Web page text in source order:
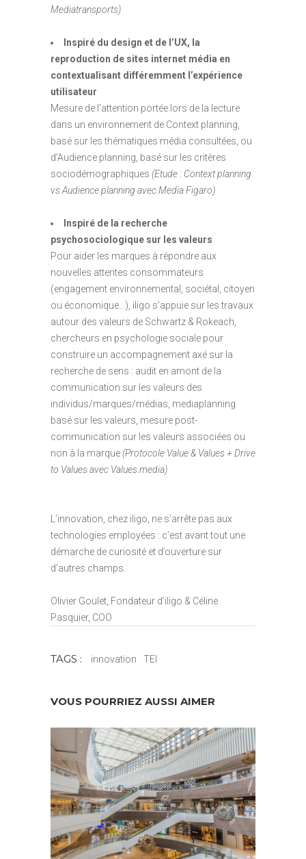
Mediatransports)
Inspiré du design et de l’UX, la
reproduction de sites internet média en
contextualisant différemment l’expérience
utilisateur
Mesure de l’attention portée lors de la lecture
dans un environnement de Context planning,
basé sur les thématiques média consultées, ou
d’Audience planning, basé sur les critères
sociodémographiques (Etude : Context planning
vs Audience planning avec Media Figaro)
Inspiré de la recherche
psychosociologique sur les valeurs
Pour aider les marques à répondre aux
nouvelles attentes consommateurs
(engagement environnemental, sociétal, citoyen
ou économique…), iligo s’appuie sur les travaux
autour des valeurs de Schwartz & Rokeach,
chercheurs en psychologie sociale pour
construire un accompagnement axé sur la
recherche de sens : audit en amont de la
communication sur les valeurs des
individus/marques/médias, mediaplanning
basé sur les valeurs, mesure post-
communication sur les valeurs associées ou
non à la marque(Protocole Value & Values + Drive
to Values avec Values.media)
L’innovation, chez iligo, ne s’arrête pas aux
technologies employées : c’est avant tout une
démarche de curiosité et d’ouverture sur
d’autres champs.
Olivier Goulet, Fondateur d’iligo & Céline
Pasquier, COO
TAGS : innovation TEI
VOUS POURRIEZ AUSSI AIMER